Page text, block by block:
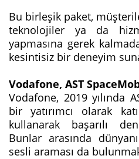
Bu birleşik paket,
teknolojiler ya da
yapmasına gerek
kesintisiz bir deneyim
Vodafone, AST
Vodafone, 2019 yılında
bir yatırımcı olarak
kullanarak başarılı
Bunlar arasında
sesli araması da